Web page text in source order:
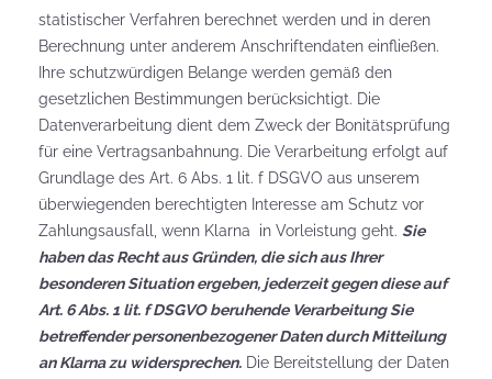
statistischer Verfahren berechnet werden und in deren
Berechnung unter anderem Anschriftendaten einfließen.
Ihre schutzwürdigen Belange werden gemäß den
gesetzlichen Bestimmungen berücksichtigt. Die
Datenverarbeitung dient dem Zweck der Bonitätsprüfung
für eine Vertragsanbahnung. Die Verarbeitung erfolgt auf
Grundlage des Art. 6 Abs. 1 lit. f DSGVO aus unserem
überwiegenden berechtigten Interesse am Schutz vor
Zahlungsausfall, wenn Klarna in Vorleistung geht. Sie
haben das Recht aus Gründen, die sich aus Ihrer
besonderen Situation ergeben, jederzeit gegen diese auf
Art. 6 Abs. 1 lit. f DSGVO beruhende Verarbeitung Sie
betreffender personenbezogener Daten durch Mitteilung
an Klarna zu widersprechen. Die Bereitstellung der Daten